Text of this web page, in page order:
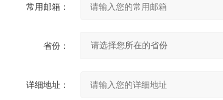
常用邮箱：
省份：
详细地址：